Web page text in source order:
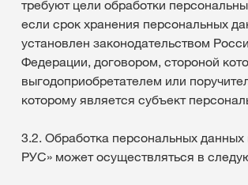
требуют цели обработки
если срок хранения персональных
установлен законодательством
Федерации, договором, стороной
выгодоприобретателем или
которому является субъект
3.2. Обработка персональных
РУС» может осуществляться в